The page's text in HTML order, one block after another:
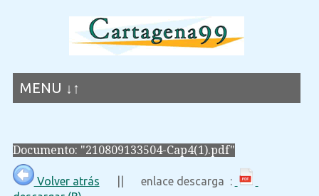
MENU ↓↑
Documento: "210809133504-Cap4(1).pdf"
Volver atrás || enlace descarga :